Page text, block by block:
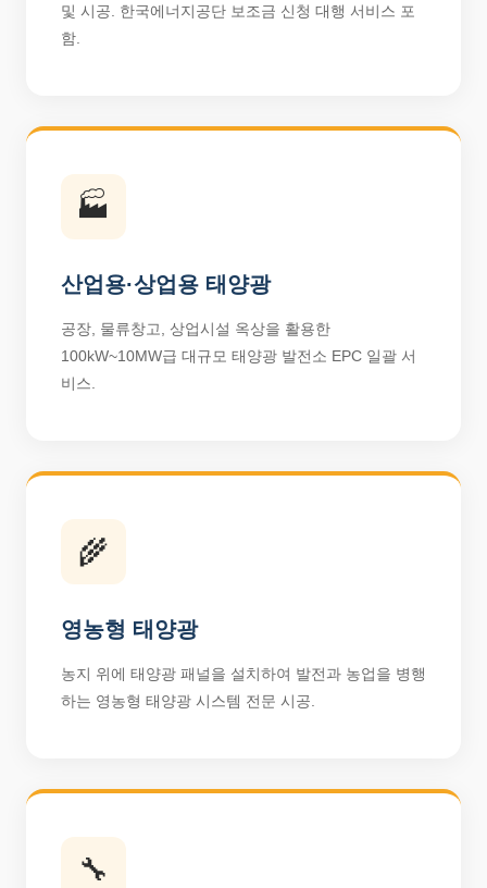
및 시공. 한국에너지공단 보조금 신청 대행 서비스 포
함.
🏭
산업용·상업용 태양광
공장, 물류창고, 상업시설 옥상을 활용한
100kW~10MW급 대규모 태양광 발전소 EPC 일괄 서
비스.
🌾
영농형 태양광
농지 위에 태양광 패널을 설치하여 발전과 농업을 병행
하는 영농형 태양광 시스템 전문 시공.
🔧